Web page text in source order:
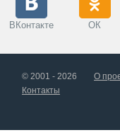
ВКонтакте ОК
© 2001 - 2026 О
Контакты